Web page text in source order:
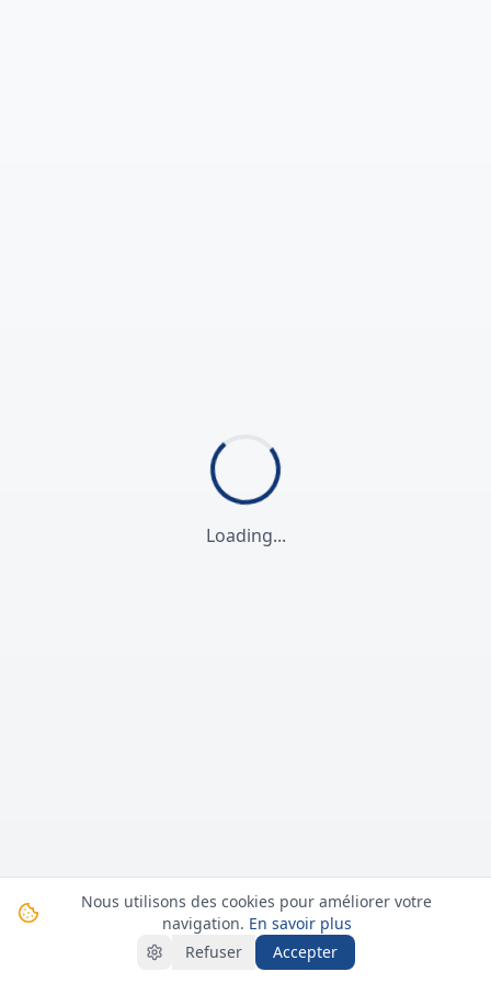
Loading...
Nous utilisons des cookies pour améliorer votre
navigation. En savoir plus
Refuser
Accepter